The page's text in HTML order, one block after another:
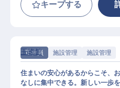
キープする
正社員 施設管理 施設管理
玉峰館
住まいの安心があるからこそ、
なしに集中できる。新しい一歩